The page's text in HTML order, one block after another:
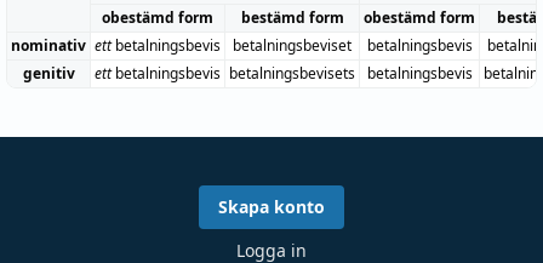
obestämd form bestämd form obestämd form
nominativ ettbetalningsbevis betalningsbeviset betalningsbevis
genitiv
ettbetalningsbevis betalningsbevisets betalningsbevis
Skapa konto
Logga in